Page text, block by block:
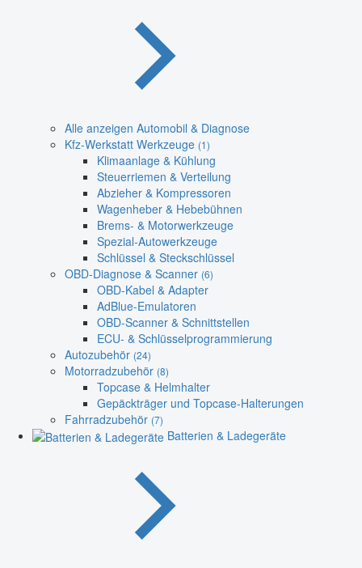
Alle anzeigen Automobil & Diagnose
Kfz-Werkstatt Werkzeuge (1)
Klimaanlage & Kühlung
Steuerriemen & Verteilung
Abzieher & Kompressoren
Wagenheber & Hebebühnen
Brems- & Motorwerkzeuge
Spezial-Autowerkzeuge
Schlüssel & Steckschlüssel
OBD-Diagnose & Scanner (6)
OBD-Kabel & Adapter
AdBlue-Emulatoren
OBD-Scanner & Schnittstellen
ECU- & Schlüsselprogrammierung
Autozubehör (24)
Motorradzubehör (8)
Topcase & Helmhalter
Gepäckträger und Topcase-Halterungen
Fahrradzubehör (7)
Batterien & Ladegeräte